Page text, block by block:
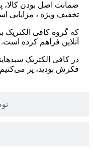
ضمانت اصل بودن کالا،
تخفیف ویژه ، مزایایی
که گروه کافی الکتریک
آنلاین فراهم کرده است.
در کافی الکتریک
فکرش بودید، پر